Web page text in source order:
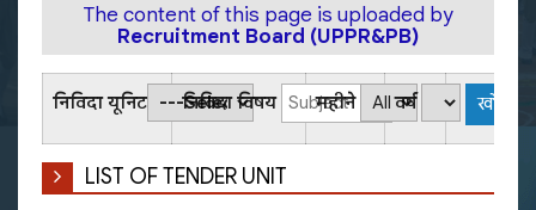
The content of this page is uploaded by
Recruitment Board (UPPR&PB)
निविदा यूनिट निविदा विषय महीने वर्ष
LIST OF TENDER UNIT